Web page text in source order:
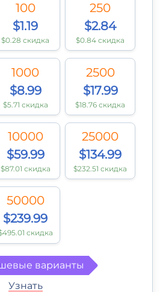
100
$1.19
$0.28 скидка
250
$2.84
$0.84 скидка
1000
$8.99
$5.71 скидка
2500
$17.99
$18.76 скидка
10000
$59.99
$87.01 скидка
25000
$134.99
$232.51 скидка
50000
$239.99
скидка
варианты
Узнать